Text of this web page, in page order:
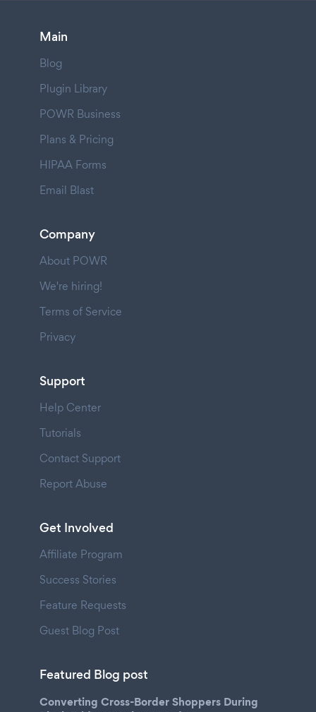
Main
Blog
Plugin Library
POWR Business
Plans & Pricing
HIPAA Forms
Email Blast
Company
About POWR
We're hiring!
Terms of Service
Privacy
Support
Help Center
Tutorials
Contact Support
Report Abuse
Get Involved
Affiliate Program
Success Stories
Feature Requests
Guest Blog Post
Featured Blog post
Converting Cross-Border Shoppers During